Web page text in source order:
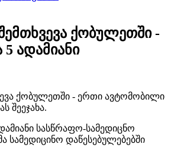
ქობულეთში -
ადამიანი
ქობულეთში - ერთი ავტომობილი
შეეჯახა.
სასწრაფო-სამედიცნო
სამედიცინო დაწესებულებებში